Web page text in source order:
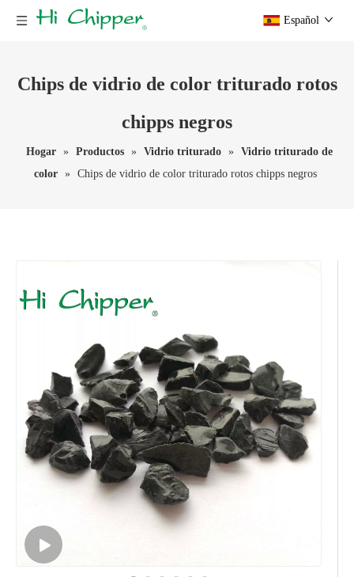
Español
Chips de vidrio de color triturado rotos
chipps negros
Hogar » Productos » Vidrio triturado » Vidrio triturado de
color
» Chips de vidrio de color triturado rotos chipps negros